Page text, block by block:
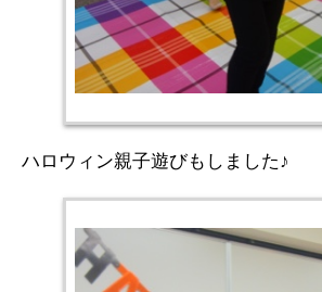
ハロウィン親子遊びもしました♪